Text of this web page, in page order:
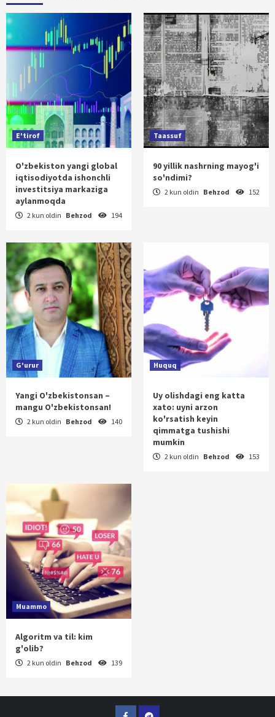
E'tirof
O'zbekiston yangi global
iqtisodiyotda ishonchli
investitsiya markaziga
aylanmoqda
2 kun oldin Behzod 194
Taassuf
90 yillik nashrning mayog'i
so'ndimi?
2 kun oldin Behzod 152
G'urur
Yangi O'zbekistonsan –
mangu O'zbekistonsan!
2 kun oldin Behzod 140
Huquq
Uy olishdagi eng katta
xato: uyni arzon
ko'rsatish keyin
qimmatga tushishi
mumkin
2 kun oldin Behzod 153
Muammo
Algoritm va til: kim
g'olib?
2 kun oldin Behzod 139
FacebookTelegram